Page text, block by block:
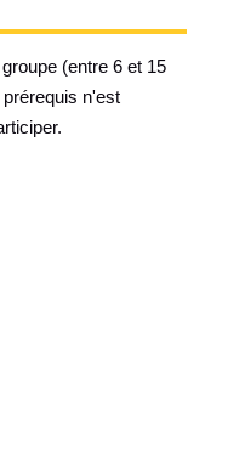
(entre 6 et 15
n'est